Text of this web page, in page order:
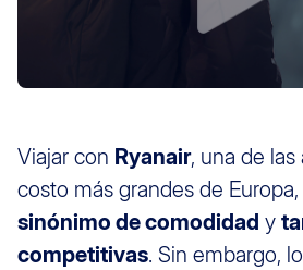
Viajar con Ryanair, una de
costo más grandes de
sinónimo de comodidad y
competitivas. Sin embargo,